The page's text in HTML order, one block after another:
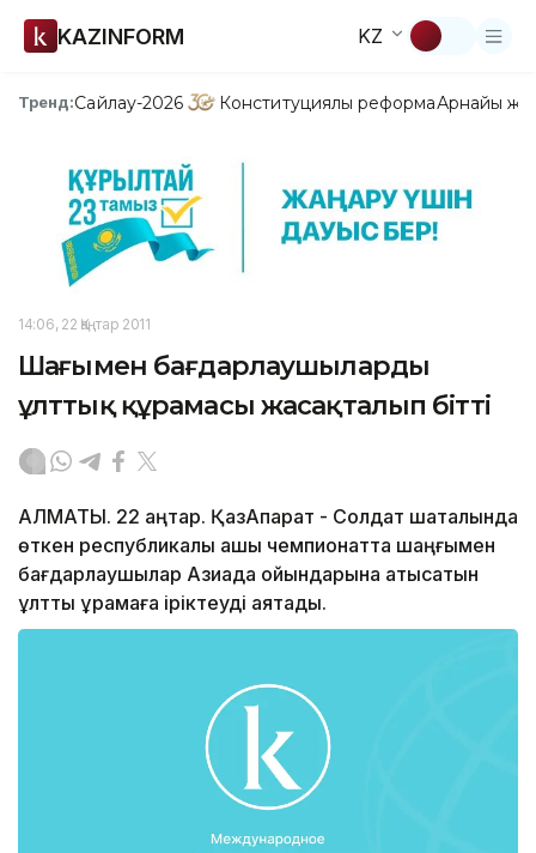
KAZINFORM KZ
Тренд:Сайлау-2026 Конституциялық реформаАрнайы
14:06, 22 Қаңтар 2011
Шаңғымен бағдарлаушылардың
ұлттық құрамасы жасақталып бітті
АЛМАТЫ. 22 қаңтар. ҚазАқпарат - Солдат шатқалында
өткен республикалық ашық чемпионатта шаңғымен
бағдарлаушылар Азиада ойындарына қатысатын
ұлттық құрамаға іріктеуді аяқтады.